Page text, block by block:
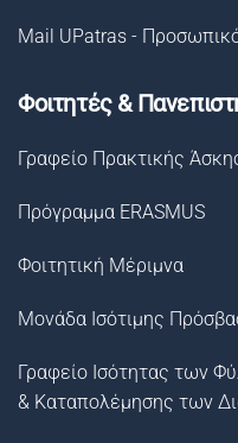
Mail UPatras -
Φοιτητές &
Γραφείο Πρακτικής
Πρόγραμμα ERASMUS
Φοιτητική Μέριμνα
Μονάδα Ισότιμης
Γραφείο Ισότητας των
& Καταπολέμησης των